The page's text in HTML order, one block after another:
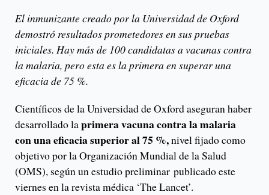
El inmunizante creado por la Universidad de Oxford
demostró resultados prometedores en sus pruebas
iniciales. Hay más de 100 candidatas a vacunas contra
la malaria, pero esta es la primera en superar una
eficacia de 75 %.
Científicos de la Universidad de Oxford aseguran haber
desarrollado laprimera vacuna contra la malaria
con una eficacia superior al 75 %,nivel fijado como
objetivo por la Organización Mundial de la Salud
(OMS), según un estudio preliminar publicado este
viernes en la revista médica ‘The Lancet’.